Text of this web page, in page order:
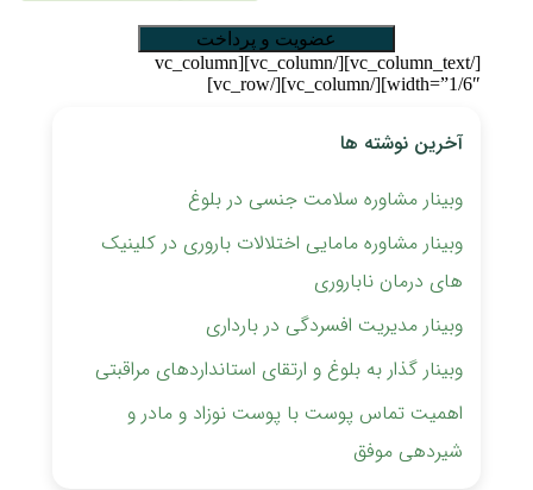
[/vc_column_text][/vc_column][vc_column
width=”1/6″][/vc_column][/vc_row]
آخرین نوشته ها
وبینار مشاوره سلامت جنسی در بلوغ
وبینار مشاوره مامایی اختلالات باروری ‏در کلینیک
های درمان ناباروری
وبینار مدیریت افسردگی در بارداری
وبینار گذار به بلوغ و ارتقای استانداردهای مراقبتی
اهمیت تماس پوست با پوست نوزاد و مادر و
شیردهی موفق